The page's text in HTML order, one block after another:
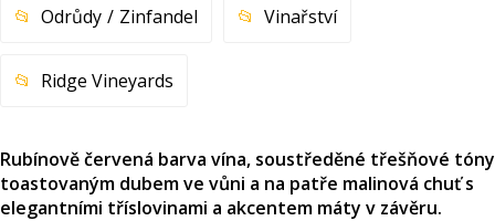
Odrůdy Zinfandel Vinařství
Ridge Vineyards
Rubínově červená barva vína, soustředěné třešňové
toastovaným dubem ve vůni a na patře malinová chuť s
elegantními tříslovinami a akcentem máty v závěru.